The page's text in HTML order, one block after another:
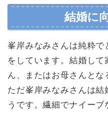
結婚に
峯岸みなみさんは純粋で
をしています。結婚し
ん、またはお母さんとな
ただ峯岸みなみさんは結
うです。繊細でナイー